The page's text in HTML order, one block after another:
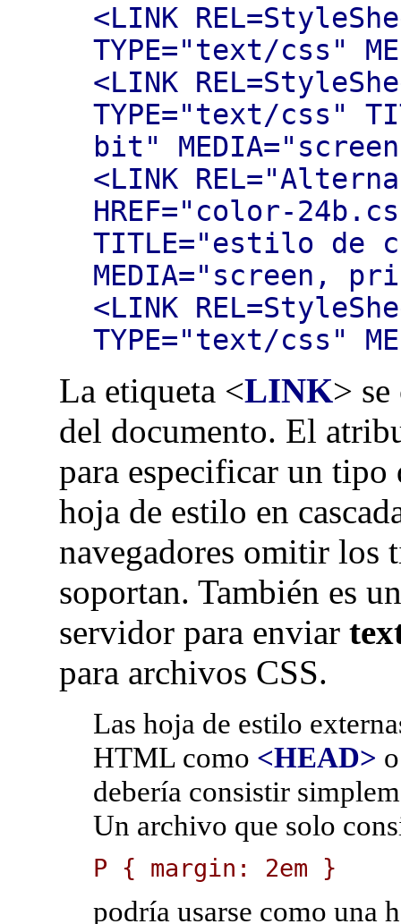
<LINK
TYPE="text/css"
<LINK
TYPE="text/css"
bit"
<LINK
HREF="color-
TITLE="estilo de
MEDIA="screen,
<LINK
TYPE="text/css"
La etiqueta <LINK>
del documento. El
para especificar un tipo
hoja de estilo en
navegadores omitir los
soportan. También es
servidor para enviar
para archivos CSS.
Las hoja de estilo
HTML como <HEAD>
debería consistir
Un archivo que solo
P { margin: 2em }
podría usarse como una